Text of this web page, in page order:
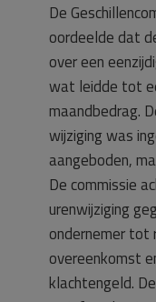
De
oordeelde dat
over een
wat leidde tot
maandbedrag.
wijziging was
aangeboden,
De commissie
urenwijziging
ondernemer tot
overeenkomst
klachtengeld.